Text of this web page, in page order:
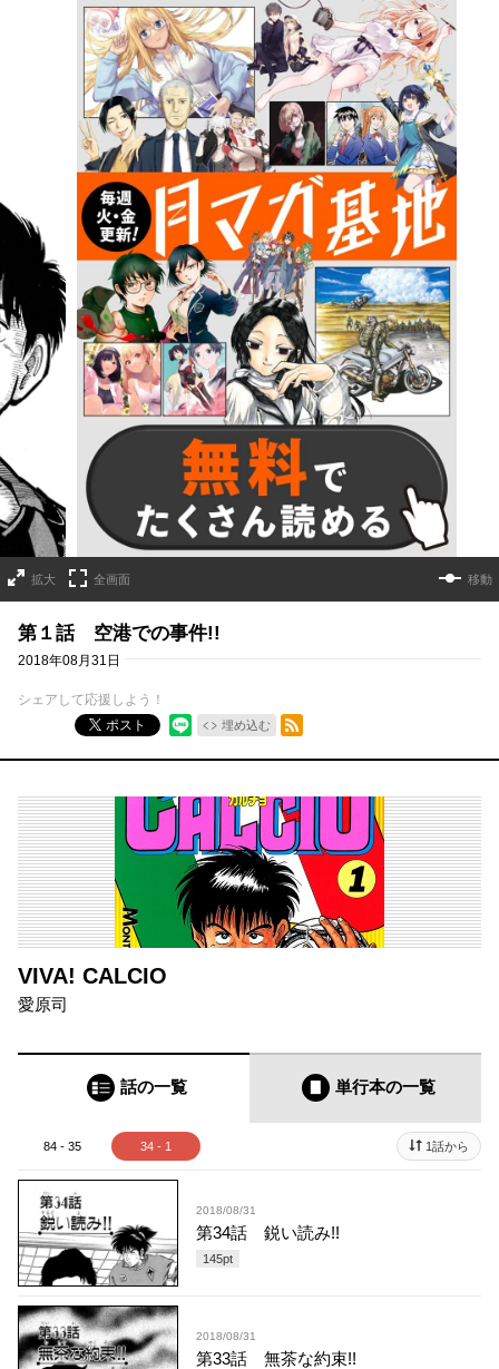
詳細ページへのリンク
拡大 全画面 移動
第１話 空港での事件!!
2018年08月31日
シェアして応援しよう！
ポスト
埋め込む
RSSフィード
VIVA! CALCIO
愛原司
話の一覧 単行本の一覧
84 - 35 34 - 1 1話から
2018/08/31
第34話 鋭い読み!!
145pt
2018/08/31
第33話 無茶な約束!!